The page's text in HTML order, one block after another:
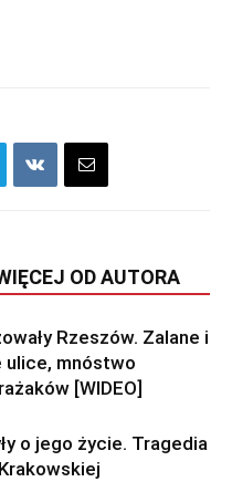
OD AUTORA
Rzeszów. Zalane i
ulice, mnóstwo
[WIDEO]
o jego życie. Tragedia